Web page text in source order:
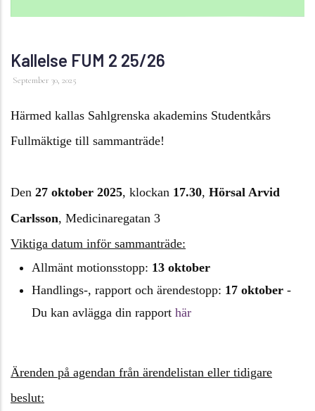
Kallelse FUM 2 25/26
September 30, 2025
Härmed kallas Sahlgrenska akademins Studentkårs
Fullmäktige till sammanträde!
Den 27 oktober 2025, klockan 17.30, Hörsal Arvid
Carlsson, Medicinaregatan 3
Viktiga datum inför sammanträde:
Allmänt motionsstopp: 13 oktober
Handlings-, rapport och ärendestopp: 17 oktober -
Du kan avlägga din rapport här
Ärenden på agendan från ärendelistan eller tidigare
beslut: